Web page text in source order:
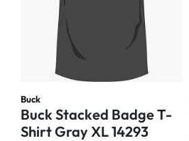
Buck
Buck Stacked Badge T-
Shirt Gray XL 14293